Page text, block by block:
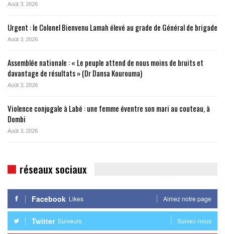
Août 3, 2026
Urgent : le Colonel Bienvenu Lamah élevé au grade de Général de brigade
Août 3, 2026
Assemblée nationale : « Le peuple attend de nous moins de bruits et
davantage de résultats » (Dr Dansa Kourouma)
Août 3, 2026
Violence conjugale à Labé : une femme éventre son mari au couteau, à
Dombi
Août 3, 2026
réseaux sociaux
Facebook Likes Aimez notre page
Twitter Suiveurs Suivez-nous